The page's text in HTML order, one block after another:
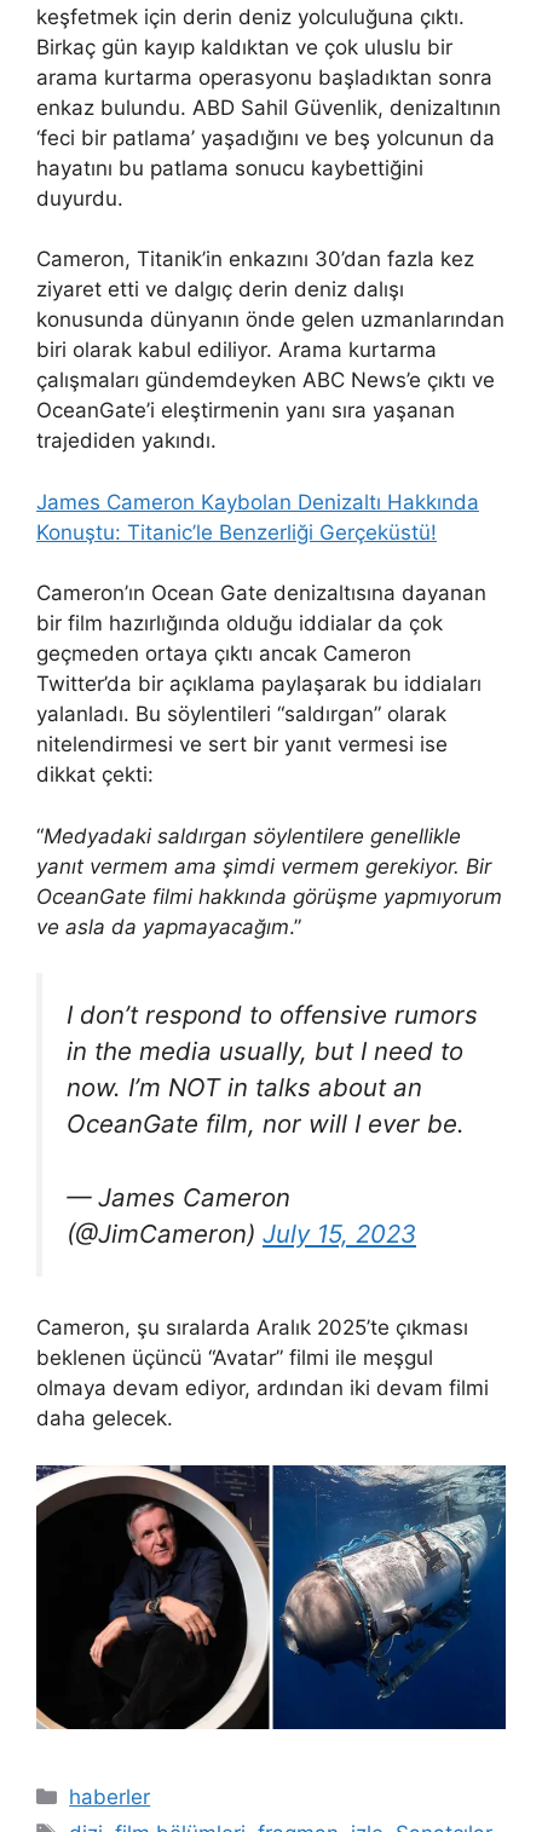
keşfetmek için derin deniz yolculuğuna çıktı.
Birkaç gün kayıp kaldıktan ve çok uluslu bir
arama kurtarma operasyonu başladıktan sonra
enkaz bulundu. ABD Sahil Güvenlik, denizaltının
‘feci bir patlama’ yaşadığını ve beş yolcunun da
hayatını bu patlama sonucu kaybettiğini
duyurdu.
Cameron, Titanik’in enkazını 30’dan fazla kez
ziyaret etti ve dalgıç derin deniz dalışı
konusunda dünyanın önde gelen uzmanlarından
biri olarak kabul ediliyor. Arama kurtarma
çalışmaları gündemdeyken ABC News’e çıktı ve
OceanGate’i eleştirmenin yanı sıra yaşanan
trajediden yakındı.
James Cameron Kaybolan Denizaltı Hakkında
Konuştu: Titanic’le Benzerliği Gerçeküstü!
Cameron’ın Ocean Gate denizaltısına dayanan
bir film hazırlığında olduğu iddialar da çok
geçmeden ortaya çıktı ancak Cameron
Twitter’da bir açıklama paylaşarak bu iddiaları
yalanladı. Bu söylentileri “saldırgan” olarak
nitelendirmesi ve sert bir yanıt vermesi ise
dikkat çekti:
“Medyadaki saldırgan söylentilere genellikle
yanıt vermem ama şimdi vermem gerekiyor. Bir
OceanGate filmi hakkında görüşme yapmıyorum
ve asla da yapmayacağım.”
I don’t respond to offensive rumors
in the media usually, but I need to
now. I’m NOT in talks about an
OceanGate film, nor will I ever be.
— James Cameron
(@JimCameron) July 15, 2023
Cameron, şu sıralarda Aralık 2025’te çıkması
beklenen üçüncü “Avatar” filmi ile meşgul
olmaya devam ediyor, ardından iki devam filmi
daha gelecek.
Kategoriler
haberler